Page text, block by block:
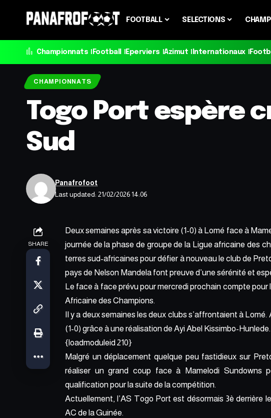
FOOTBALL SELECTIONS
Championnats Football Eperviers Azimut Internationaux
CHAMPIONNATS
Togo Port espère
Sud
Last updated: 21/02/2026 14:06
Panafrofoot
SHARE
Deux semaines après sa victoire (1-0) à Lomé face à
journée de la phase de groupe de la Ligue africaine des
terres sud-africaines pour défier à nouveau le club de
pays de Nelson Mandela font preuve d’une sérénité et
Le face à face prévu pour mercredi prochain compte
Africaine des Champions.
Il y a deux semaines les deux clubs s’affrontaient à Lomé.
(1-0) grâce à une réalisation de Ayi Abel Kissimbo-Hunlede.
{loadmoduleid 210}
Malgré un déplacement quelque peu fastidieux sur
réaliser un grand coup face à Mamelodi Sundowns
qualification pour la suite de la compétition.
Actuellement, l’AS Togo Port est désormais 3è derrière
AC de la Guinée.